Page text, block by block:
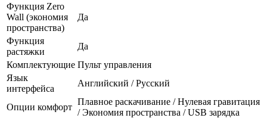
Функция Zero
Wall (экономия
пространства)
Да
Функция
растяжки
Да
Комплектующие Пульт управления
Язык
интерфейса
Английский / Русский
Опции комфорт
Плавное раскачивание / Нулевая гравитация
/ Экономия пространства / USB зарядка